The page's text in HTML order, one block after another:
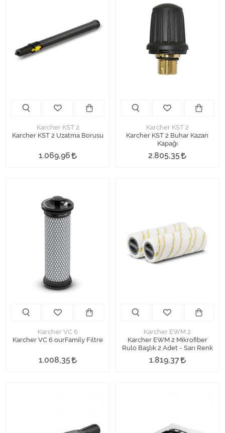
Karcher KST 2
Karcher KST 2 Uzatma Borusu
1.069,96
Karcher KST 2
Karcher KST 2 Buhar Kazan
Kapağı
2.805,35
Karcher VC 6
Karcher VC 6 ourFamily Filtre
1.008,35
Karcher EWM 2
Karcher EWM 2 Mikrofiber
Rulo Başlık 2 Adet - Sarı Renk
1.819,37